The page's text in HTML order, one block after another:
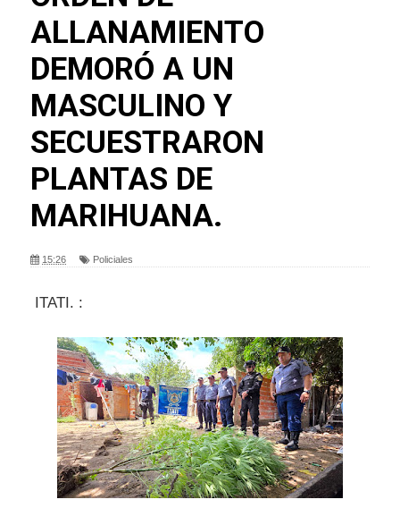
ALLANAMIENTO
DEMORÓ A UN
MASCULINO Y
SECUESTRARON
PLANTAS DE
MARIHUANA.
15:26 Policiales
ITATI. :